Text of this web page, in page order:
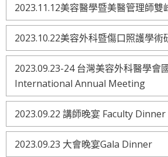
2023.11.12美容醫學暨美醫管理師雙
2023.10.22美容外科暨傷口照護學術
2023.09.23-24 台灣美容外科醫學會
International Annual Meeting
2023.09.22 講師晚宴 Faculty Dinner
2023.09.23 大會晚宴Gala Dinner